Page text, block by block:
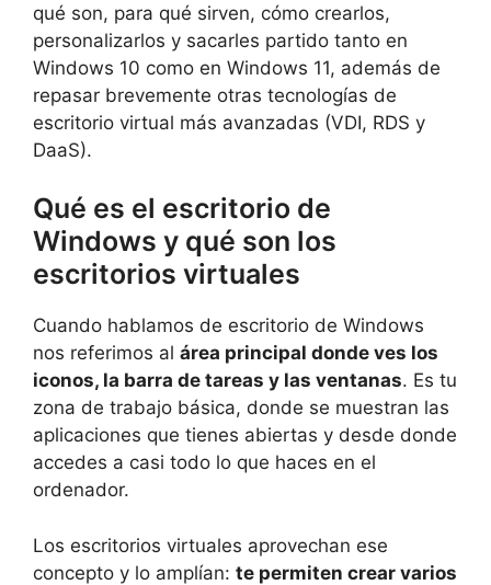
qué son, para qué sirven, cómo crearlos,
personalizarlos y sacarles partido tanto en
Windows 10 como en Windows 11, además de
repasar brevemente otras tecnologías de
escritorio virtual más avanzadas (VDI, RDS y
DaaS).
Qué es el escritorio de
Windows y qué son los
escritorios virtuales
Cuando hablamos de escritorio de Windows
nos referimos al área principal donde ves los
iconos, la barra de tareas y las ventanas. Es tu
zona de trabajo básica, donde se muestran las
aplicaciones que tienes abiertas y desde donde
accedes a casi todo lo que haces en el
ordenador.
Los escritorios virtuales aprovechan ese
concepto y lo amplían: te permiten crear varios